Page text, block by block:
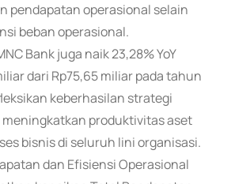
pendapatan operasional selain
beban operasional.
Bank juga naik 23,28% YoY
dari Rp75,65 miliar pada tahun
keberhasilan strategi
produktivitas aset
bisnis di seluruh lini organisasi.
dan Efisiensi Operasional